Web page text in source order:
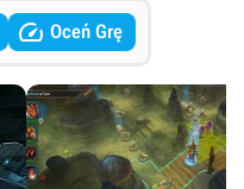
 Oceń Grę